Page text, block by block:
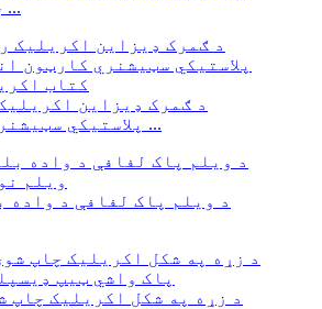
چپکونکي ...
د ګمرک ډیزاین
پلاستيکي سټیشنري کارتن ...
د زړه په شکل اکریلیک چاپ